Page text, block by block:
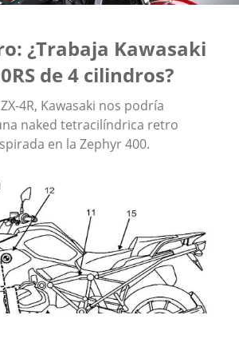
¿Trabaja Kawasaki
de 4 cilindros?
4R, Kawasaki nos podría
naked tetracilíndrica retro
en la Zephyr 400.